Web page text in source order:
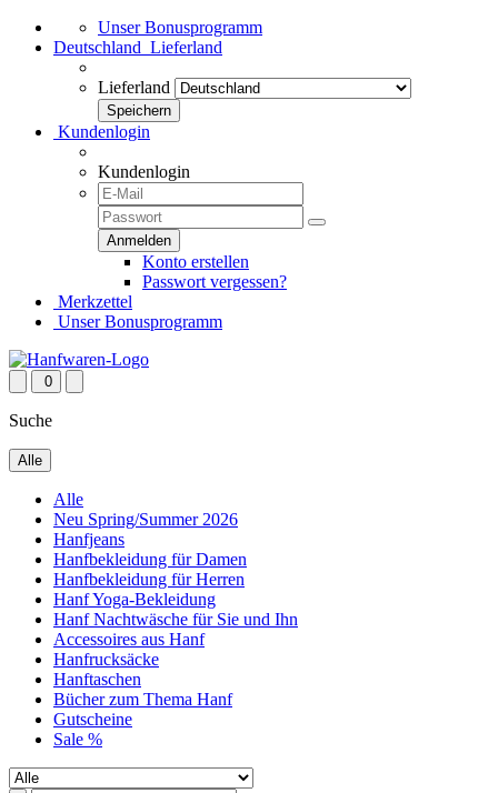
Unser Bonusprogramm
Deutschland Lieferland
Lieferland
Kundenlogin
Kundenlogin
Konto erstellen
Passwort vergessen?
Merkzettel
Unser Bonusprogramm
0
Suche
Alle
Alle
Neu Spring/Summer 2026
Hanfjeans
Hanfbekleidung für Damen
Hanfbekleidung für Herren
Hanf Yoga-Bekleidung
Hanf Nachtwäsche für Sie und Ihn
Accessoires aus Hanf
Hanfrucksäcke
Hanftaschen
Bücher zum Thema Hanf
Gutscheine
Sale %